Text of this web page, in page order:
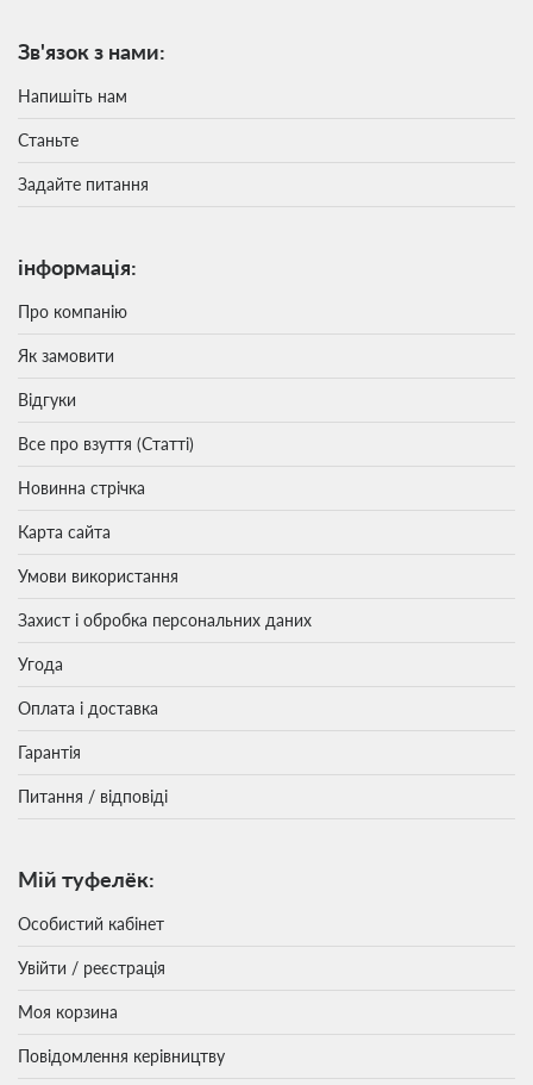
Зв'язок з нами:
Напишіть нам
Станьте
Задайте питання
інформація:
Про компанію
Як замовити
Відгуки
Все про взуття (Статті)
Новинна стрічка
Карта сайта
Умови використання
Захист і обробка персональних даних
Угода
Оплата і доставка
Гарантія
Питання / відповіді
Мій туфелёк:
Особистий кабінет
Увійти / реєстрація
Моя корзина
Повідомлення керівництву